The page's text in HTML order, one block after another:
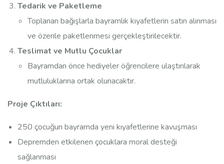
Tedarik ve Paketleme
Toplanan bağışlarla bayramlık kıyafetlerin satın alınması
ve özenle paketlenmesi gerçekleştirilecektir.
Teslimat ve Mutlu Çocuklar
Bayramdan önce hediyeler öğrencilere ulaştırılarak
mutluluklarına ortak olunacaktır.
Proje Çıktıları:
250 çocuğun bayramda yeni kıyafetlerine kavuşması
Depremden etkilenen çocuklara moral desteği
sağlanması